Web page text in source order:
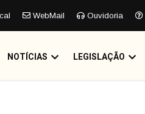
WebMail Ouvidoria
NOTÍCIAS LEGISLAÇÃO